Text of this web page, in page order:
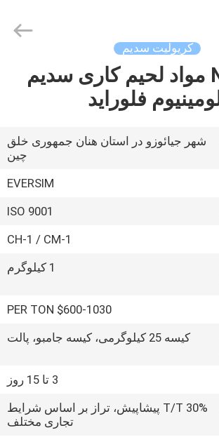
کریولیت سدیم
Na3AlF6 مواد لحیم کاری سدیم
فلوراید
شهر جیائوزو در استان هنان جمهوری خلق
چین
EVERSIM
ISO 9001
CH-1 / CM-1
1 کیلوگرم
$600-1030 PER TON
کیسه 25 کیلوگرمی، کیسه جامبو، پالت
3 تا 15 روز
30% T/T پیشاپیش، تراز بر اساس شرایط
تجاری مختلف